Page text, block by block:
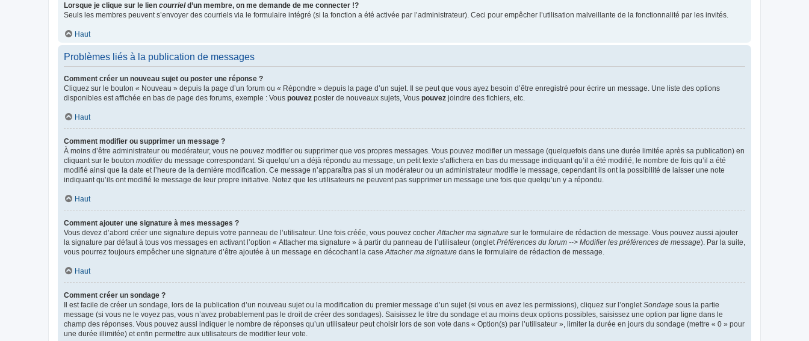
Lorsque je clique sur le lien courrield’un membre, on me demande de me connecter !?
Seuls les membres peuvent s’envoyer des courriels via le formulaire intégré (si la fonction a été activée par l’administrateur). Ceci pour empêcher l’utilisation malveillante de la fonctionnalité par les invités.
Haut
Problèmes liés à la publication de messages
Comment créer un nouveau sujet ou poster une réponse ?
Cliquez sur le bouton « Nouveau » depuis la page d’un forum ou « Répondre » depuis la page d’un sujet. Il se peut que vous ayez besoin d’être enregistré pour écrire un message. Une liste des options
disponibles est affichée en bas de page des forums, exemple : Vous pouvez poster de nouveaux sujets, Vous pouvez joindre des fichiers, etc.
Haut
Comment modifier ou supprimer un message ?
À moins d’être administrateur ou modérateur, vous ne pouvez modifier ou supprimer que vos propres messages. Vous pouvez modifier un message (quelquefois dans une durée limitée après sa publication) en
cliquant sur le bouton modifierdu message correspondant. Si quelqu’un a déjà répondu au message, un petit texte s’affichera en bas du message indiquant qu’il a été modifié, le nombre de fois qu’il a été
modifié ainsi que la date et l’heure de la dernière modification. Ce message n’apparaîtra pas si un modérateur ou un administrateur modifie le message, cependant ils ont la possibilité de laisser une note
indiquant qu’ils ont modifié le message de leur propre initiative. Notez que les utilisateurs ne peuvent pas supprimer un message une fois que quelqu’un y a répondu.
Haut
Comment ajouter une signature à mes messages ?
Vous devez d’abord créer une signature depuis votre panneau de l’utilisateur. Une fois créée, vous pouvez cocher Attacher ma signature sur le formulaire de rédaction de message. Vous pouvez aussi ajouter
la signature par défaut à tous vos messages en activant l’option « Attacher ma signature » à partir du panneau de l’utilisateur (onglet Préférences du forum --> Modifier les préférences de message). Par la suite,
vous pourrez toujours empêcher une signature d’être ajoutée à un message en décochant la case Attacher ma signature dans le formulaire de rédaction de message.
Haut
Comment créer un sondage ?
Il est facile de créer un sondage, lors de la publication d’un nouveau sujet ou la modification du premier message d’un sujet (si vous en avez les permissions), cliquez sur l’onglet Sondage sous la partie
message (si vous ne le voyez pas, vous n’avez probablement pas le droit de créer des sondages). Saisissez le titre du sondage et au moins deux options possibles, saisissez une option par ligne dans le
champ des réponses. Vous pouvez aussi indiquer le nombre de réponses qu’un utilisateur peut choisir lors de son vote dans « Option(s) par l’utilisateur », limiter la durée en jours du sondage (mettre « 0 » pour
une durée illimitée) et enfin permettre aux utilisateurs de modifier leur vote.